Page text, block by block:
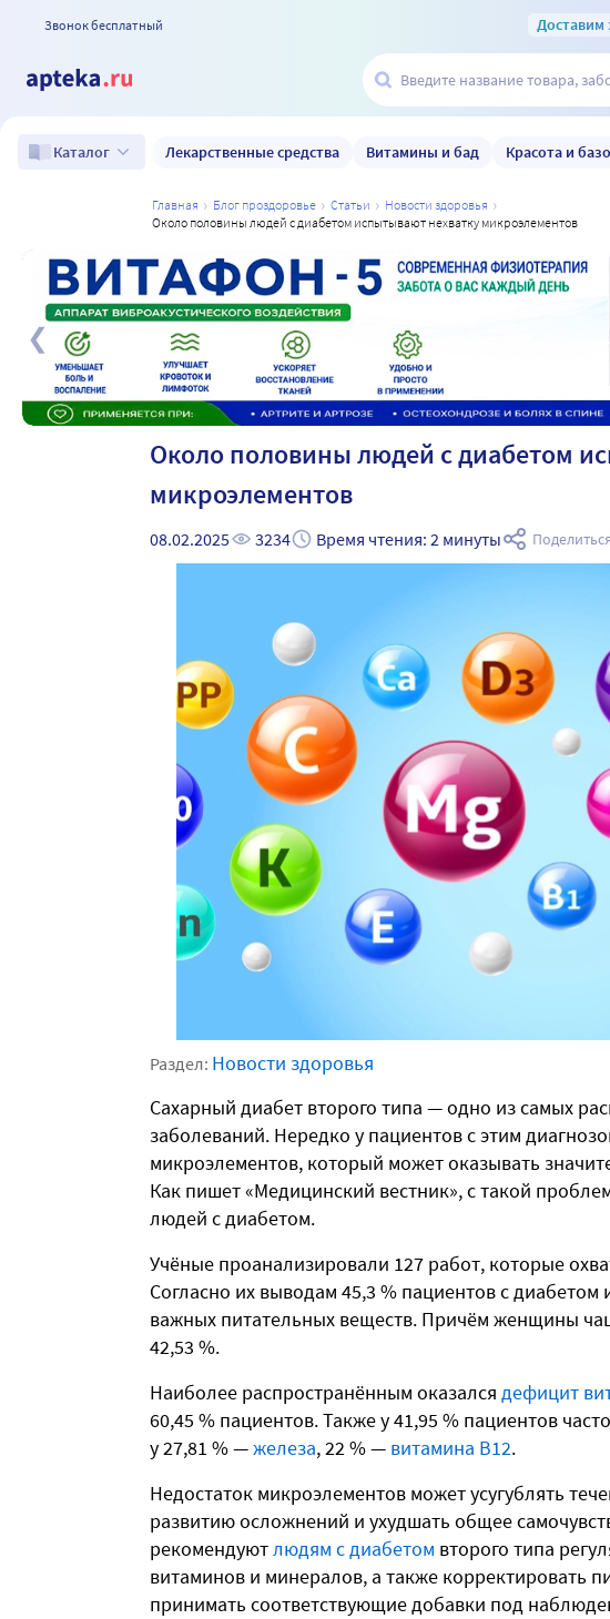
Звонок бесплатный Доставим
Каталог Лекарственные средства Витамины и бад Красота и
главная блог проздоровье статьи
новости здоровья
около половины людей с диабетом испытывают нехватку микроэлементов
Около половины людей с диабетом
микроэлементов
08.02.2025 3234 Время чтения: 2 минуты Поделиться
Раздел: Новости здоровья
Сахарный диабет второго типа — одно из самых
заболеваний. Нередко у пациентов с этим
микроэлементов, который может оказывать
Как пишет «Медицинский вестник», с такой
людей с диабетом.
Учёные проанализировали 127 работ, которые
Согласно их выводам 45,3 % пациентов с
важных питательных веществ. Причём женщины
42,53 %.
Наиболее распространённым оказался дефицит
60,45 % пациентов. Также у 41,95 % пациентов
у 27,81 % —железа, 22 % — витамина B12.
Недостаток микроэлементов может усугублять
развитию осложнений и ухудшать общее
рекомендуютлюдям с диабетом второго типа
витаминов и минералов, а также корректировать
принимать соответствующие добавки под